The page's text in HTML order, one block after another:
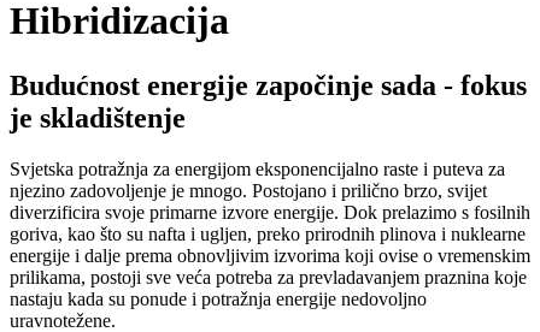
Hibridizacija
Budućnost energije započinje sada - fokus
je skladištenje
Svjetska potražnja za energijom eksponencijalno raste i puteva za
njezino zadovoljenje je mnogo. Postojano i prilično brzo, svijet
diverzificira svoje primarne izvore energije. Dok prelazimo s fosilnih
goriva, kao što su nafta i ugljen, preko prirodnih plinova i nuklearne
energije i dalje prema obnovljivim izvorima koji ovise o vremenskim
prilikama, postoji sve veća potreba za prevladavanjem praznina koje
nastaju kada su ponude i potražnja energije nedovoljno
uravnotežene.